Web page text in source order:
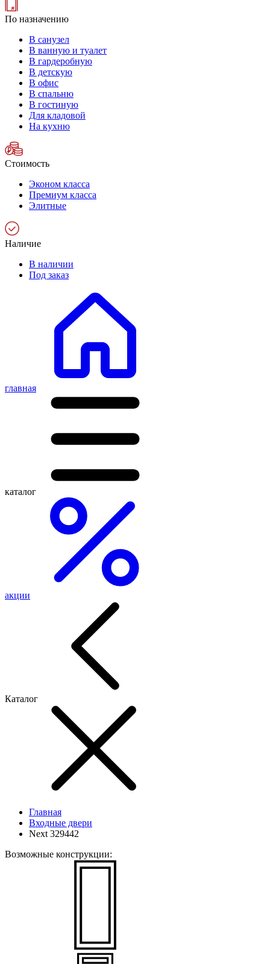
По назначению
В санузел
В ванную и туалет
В гардеробную
В детскую
В офис
В спальню
В гостиную
Для кладовой
На кухню
Стоимость
Эконом класса
Премиум класса
Элитные
Наличие
В наличии
Под заказ
главная
каталог
акции
Каталог
Главная
Входные двери
Next 329442
Возможные конструкции: